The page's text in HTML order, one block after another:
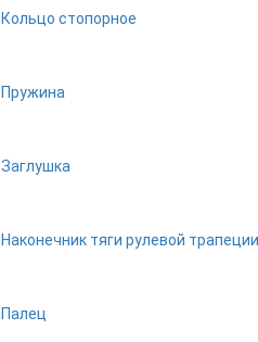
Кольцо стопорное
Пружина
Заглушка
Наконечник тяги рулевой
Палец